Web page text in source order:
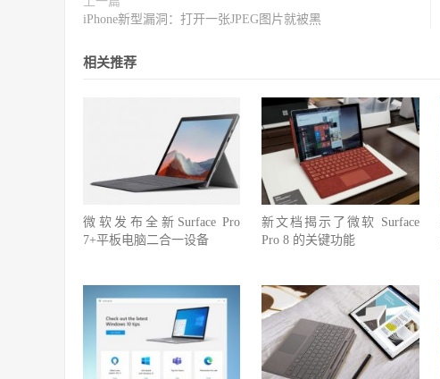
iPhone新型漏洞：打开一张JPEG图片就被黑
相关推荐
微软发布全新Surface Pro
7+平板电脑二合一设备
新文档揭示了微软 Surface
Pro 8 的关键功能